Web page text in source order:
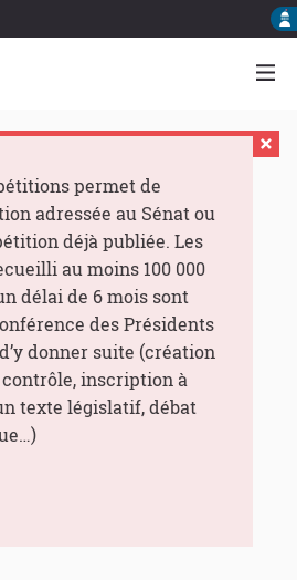
permet de
adressée au Sénat ou
déjà publiée. Les
au moins 100 000
délai de 6 mois sont
des Présidents
donner suite (création
contrôle, inscription à
texte législatif, débat